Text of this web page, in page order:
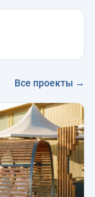
Все проекты →